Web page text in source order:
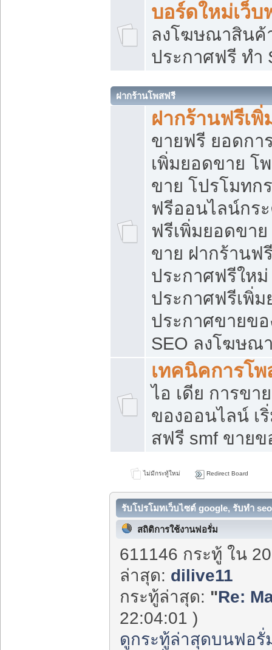
บอร์ดใหม่เว็บ
ลงโฆษณาสิน
ประกาศฟรี ทำ
ฝากร้านโพสฟรี
ฝากร้านฟรีเ
ขายฟรี ยอดกา
เพิ่มยอดขาย โ
ขาย โปรโมทก
ฟรีออนไลน์กร
ฟรีเพิ่มยอดขา
ขาย ฝากร้านฟ
ประกาศฟรีใหม่
ประกาศฟรีเพิ่
ประกาศขายข
SEO ลงโฆษณ
เทคนิคการโ
ไอ เดีย การขา
ของออนไลน์ เ
สฟรี smf ขาย
ไม่มีกระทู้ใหม่ Redirect Board
รับโปรโมทเว็บไซต์ google, รับทำ
สถิติการใช้งานฟอรั่ม
611146 กระทู้ ใน
ล่าสุด: dilive11
กระทู้ล่าสุด: "Re:
22:04:01 )
ดูกระทู้ล่าสุดบนฟอรั่